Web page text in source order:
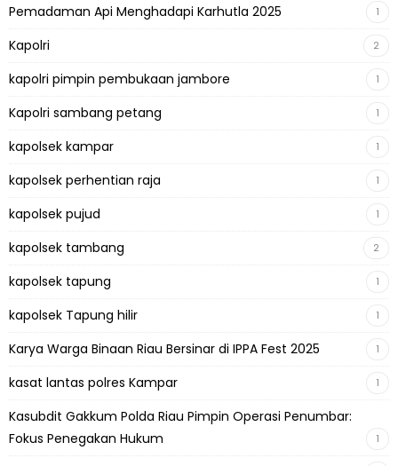
Pemadaman Api Menghadapi Karhutla 2025
1
Kapolri 2
kapolri pimpin pembukaan jambore 1
Kapolri sambang petang 1
kapolsek kampar 1
kapolsek perhentian raja 1
kapolsek pujud 1
kapolsek tambang 2
kapolsek tapung 1
kapolsek Tapung hilir 1
Karya Warga Binaan Riau Bersinar di IPPA Fest 2025 1
kasat lantas polres Kampar 1
Kasubdit Gakkum Polda Riau Pimpin Operasi Penumbar:
Fokus Penegakan Hukum
1